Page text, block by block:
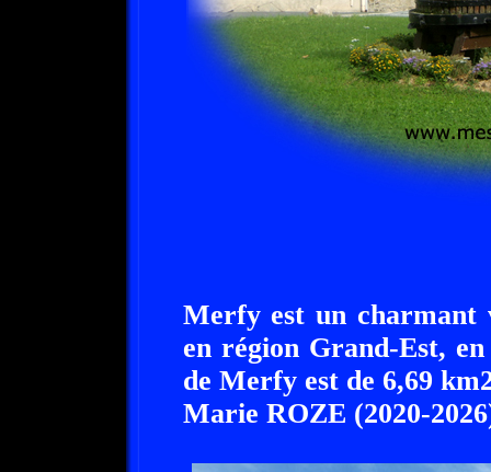
Merfy est un charmant
en région Grand-Est,
de Merfy est de 6,69
Marie ROZE (2020-